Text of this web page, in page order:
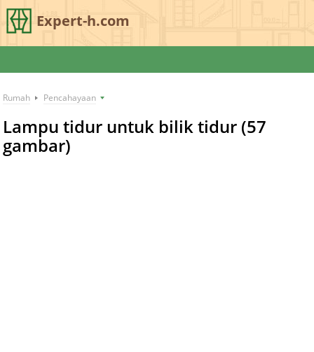
Expert-h.com
Rumah Pencahayaan
Lampu tidur untuk bilik tidur (57
gambar)